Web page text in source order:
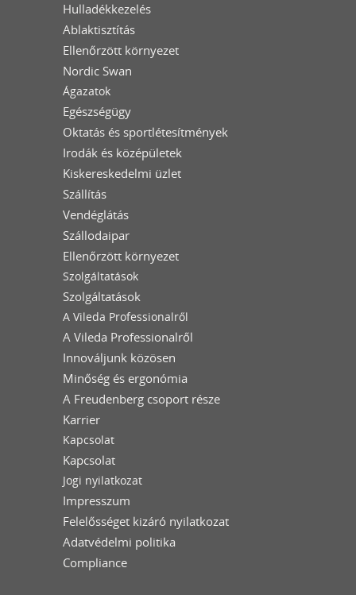
Hulladékkezelés
Ablaktisztítás
Ellenőrzött környezet
Nordic Swan
Ágazatok
Egészségügy
Oktatás és sportlétesítmények
Irodák és középületek
Kiskereskedelmi üzlet
Szállítás
Vendéglátás
Szállodaipar
Ellenőrzött környezet
Szolgáltatások
Szolgáltatások
A Vileda Professionalről
A Vileda Professionalről
Innováljunk közösen
Minőség és ergonómia
A Freudenberg csoport része
Karrier
Kapcsolat
Kapcsolat
Jogi nyilatkozat
Impresszum
Felelősséget kizáró nyilatkozat
Adatvédelmi politika
Compliance